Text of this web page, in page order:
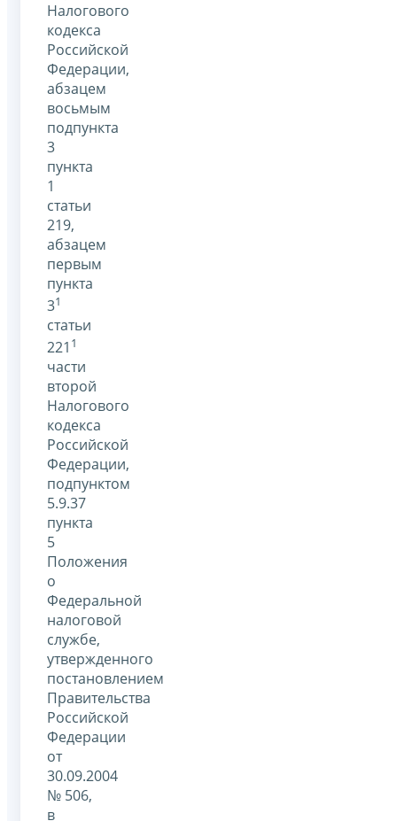
Налогового
кодекса
Российской
Федерации,
абзацем
восьмым
подпункта
3
пункта
1
статьи
219,
абзацем
первым
пункта
31
статьи
221 1
части
второй
Налогового
кодекса
Российской
Федерации,
подпунктом
5.9.37
пункта
5
Положения
о
Федеральной
налоговой
службе,
утвержденного
постановлением
Правительства
Российской
Федерации
от
30.09.2004
№ 506,
в